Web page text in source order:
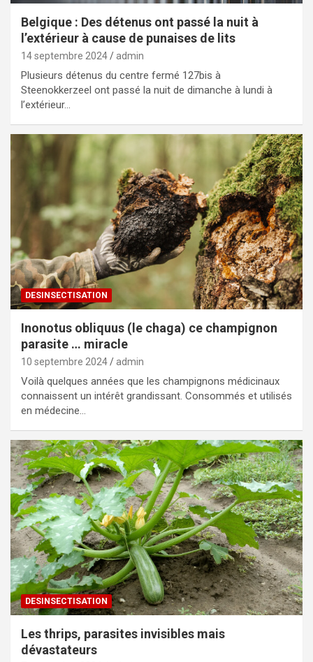
Belgique : Des détenus ont passé la nuit à
l’extérieur à cause de punaises de lits
14 septembre 2024 admin
Plusieurs détenus du centre fermé 127bis à
Steenokkerzeel ont passé la nuit de dimanche à lundi à
l’extérieur…
DESINSECTISATION
Inonotus obliquus (le chaga) ce champignon
parasite … miracle
10 septembre 2024 admin
Voilà quelques années que les champignons médicinaux
connaissent un intérêt grandissant. Consommés et utilisés
en médecine…
DESINSECTISATION
Les thrips, parasites invisibles mais
dévastateurs